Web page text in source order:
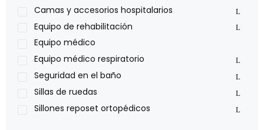
Philips
Pride
Roho
Sillas de ruedas Everest Jennings
Stealth products
Xiehe Medical
Camas y accesorios hospitalarios
Equipo de rehabilitación
Equipo médico
Equipo médico respiratorio
Seguridad en el baño
Sillas de ruedas
Sillones reposet ortopédicos